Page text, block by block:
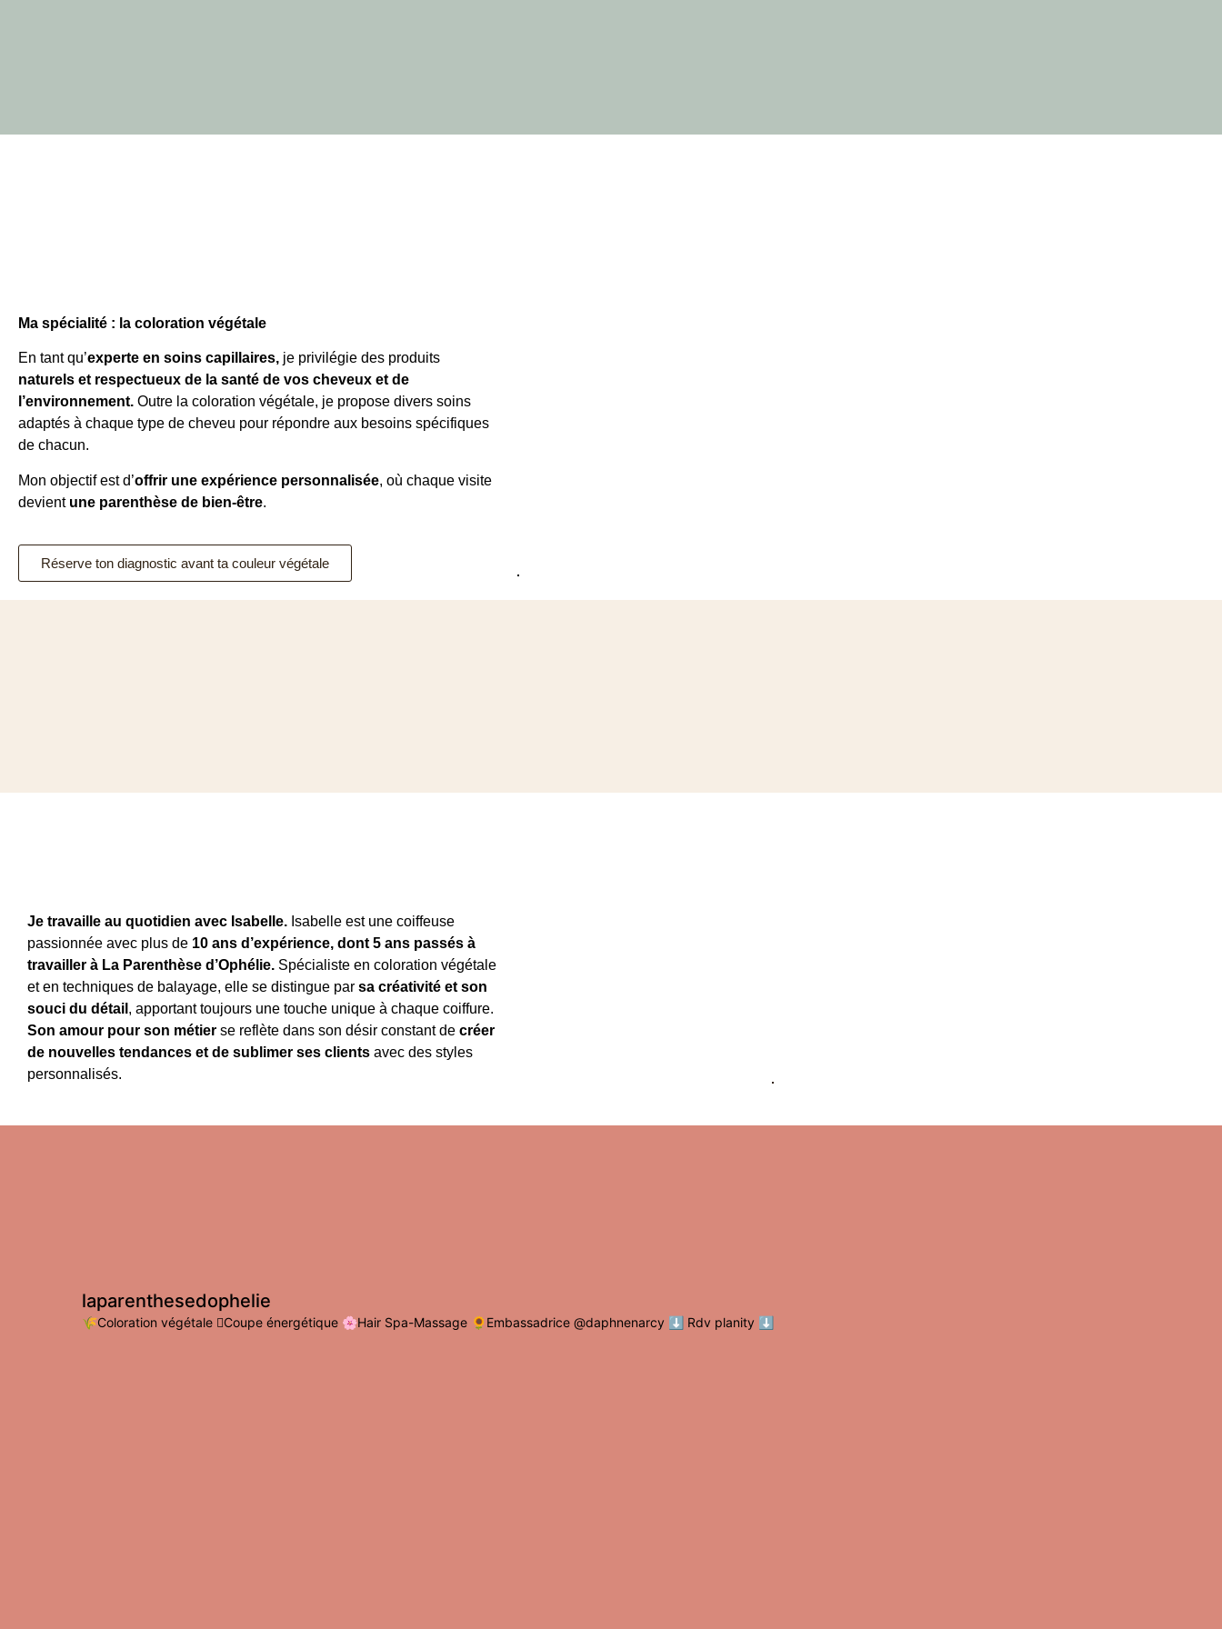
Ma spécialité : la coloration végétale
En tant qu’experte en soins capillaires, je privilégie des produits
naturels et respectueux de la santé de vos cheveux et de
l’environnement. Outre la coloration végétale, je propose divers soins
adaptés à chaque type de cheveu pour répondre aux besoins spécifiques
de chacun.
Mon objectif est d’offrir une expérience personnalisée, où chaque visite
devient une parenthèse de bien-être.
Réserve ton diagnostic avant ta couleur végétale
Je travaille au quotidien avec Isabelle. Isabelle est une coiffeuse
passionnée avec plus de 10 ans d’expérience, dont 5 ans passés à
travailler à La Parenthèse d’Ophélie. Spécialiste en coloration végétale
et en techniques de balayage, elle se distingue par sa créativité et son
souci du détail , apportant toujours une touche unique à chaque coiffure.
Son amour pour son métier se reflète dans son désir constant de créer
de nouvelles tendances et de sublimer ses clients avec des styles
personnalisés.
laparenthesedophelie
🌾Coloration végétale 🪾Coupe énergétique 🌸Hair Spa-Massage 🌻Embassadrice @daphnenarcy ⬇️ Rdv planity ⬇️